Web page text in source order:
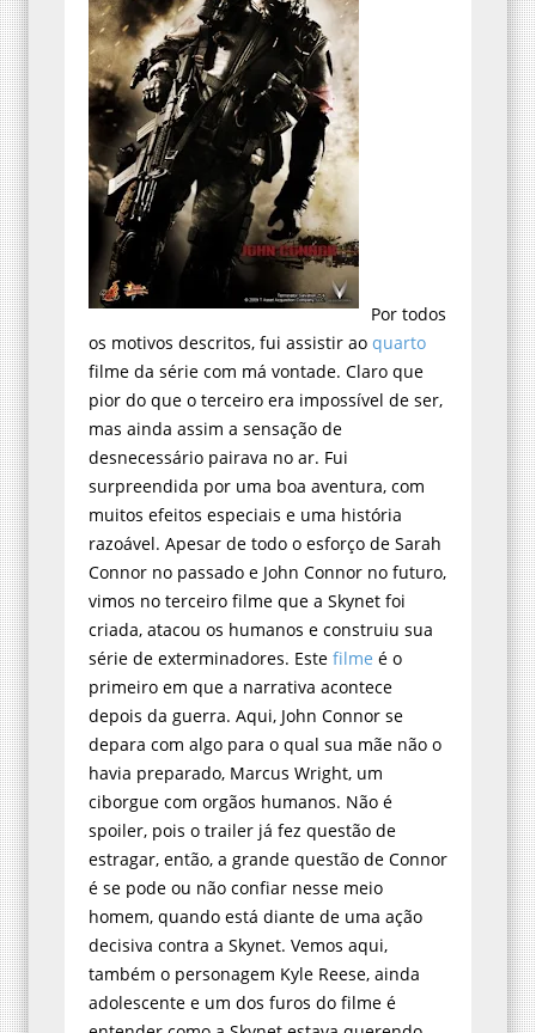
Por todos
os motivos descritos, fui assistir ao quarto
filme da série com má vontade. Claro que
pior do que o terceiro era impossível de ser,
mas ainda assim a sensação de
desnecessário pairava no ar. Fui
surpreendida por uma boa aventura, com
muitos efeitos especiais e uma história
razoável. Apesar de todo o esforço de Sarah
Connor no passado e John Connor no futuro,
vimos no terceiro filme que a Skynet foi
criada, atacou os humanos e construiu sua
série de exterminadores. Este filme é o
primeiro em que a narrativa acontece
depois da guerra. Aqui, John Connor se
depara com algo para o qual sua mãe não o
havia preparado, Marcus Wright, um
ciborgue com orgãos humanos. Não é
spoiler, pois o trailer já fez questão de
estragar, então, a grande questão de Connor
é se pode ou não confiar nesse meio
homem, quando está diante de uma ação
decisiva contra a Skynet. Vemos aqui,
também o personagem Kyle Reese, ainda
adolescente e um dos furos do filme é